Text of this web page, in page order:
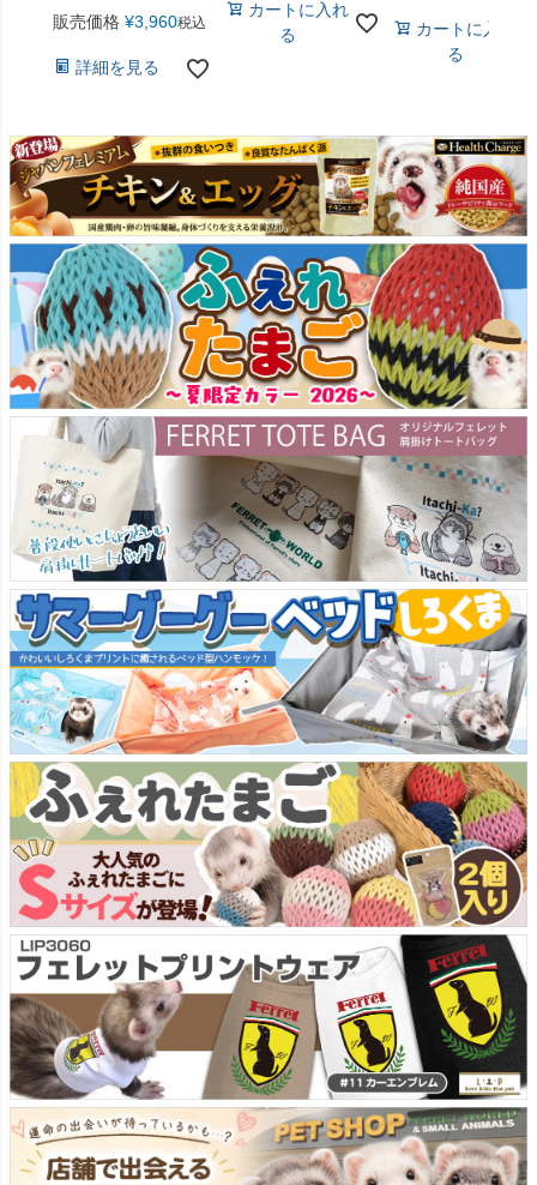
販売価格 ¥3,960税込
詳細を見る
カートに入れ
る
カートに入れ
る